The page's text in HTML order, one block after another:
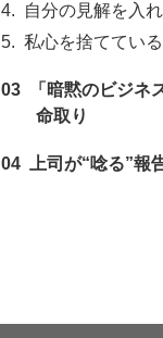
4. 自分の見解を入
5. 私心を捨てている
03 「暗黙のビジネ
命取り
04 上司が“唸る”報